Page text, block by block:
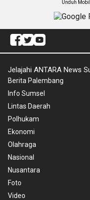
Unduh
Jelajahi ANTARA News
Berita Palembang
Info Sumsel
Lintas Daerah
Polhukam
Ekonomi
Olahraga
Nasional
Nusantara
Foto
Video